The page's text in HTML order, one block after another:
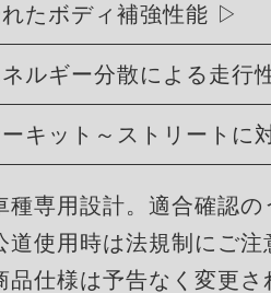
たボディ補強性能
ルギー分散による走行
キット～ストリートに
専用設計。適合確認の
使用時は法規制にご注
仕様は予告なく変更さ